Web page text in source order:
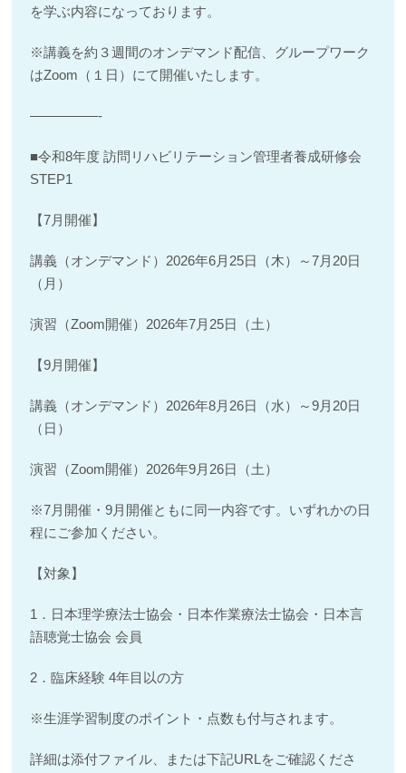
を学ぶ内容になっております。
※講義を約３週間のオンデマンド配信、グループワーク
はZoom（１日）にて開催いたします。
—————-
■令和8年度 訪問リハビリテーション管理者養成研修会
STEP1
【7月開催】
講義（オンデマンド）2026年6月25日（木）～7月20日
（月）
演習（Zoom開催）2026年7月25日（土）
【9月開催】
講義（オンデマンド）2026年8月26日（水）～9月20日
（日）
演習（Zoom開催）2026年9月26日（土）
※7月開催・9月開催ともに同一内容です。いずれかの日
程にご参加ください。
【対象】
1．日本理学療法士協会・日本作業療法士協会・日本言
語聴覚士協会 会員
2．臨床経験 4年目以の方
※生涯学習制度のポイント・点数も付与されます。
詳細は添付ファイル、または下記URLをご確認くださ